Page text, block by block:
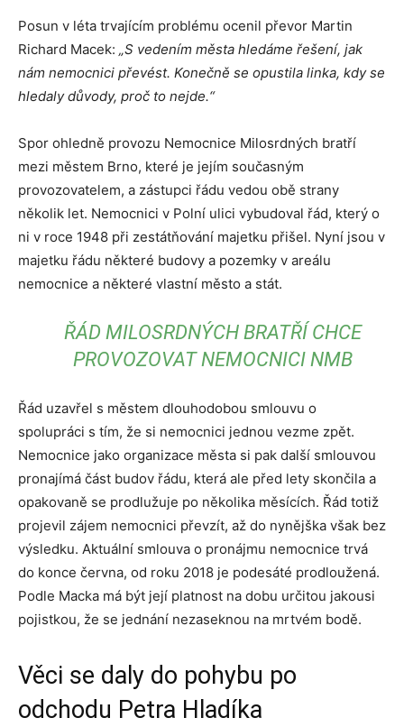
Posun v léta trvajícím problému ocenil převor Martin
Richard Macek: „S vedením města hledáme řešení, jak
nám nemocnici převést. Konečně se opustila linka, kdy se
hledaly důvody, proč to nejde.“
Spor ohledně provozu Nemocnice Milosrdných bratří
mezi městem Brno, které je jejím současným
provozovatelem, a zástupci řádu vedou obě strany
několik let. Nemocnici v Polní ulici vybudoval řád, který o
ni v roce 1948 při zestátňování majetku přišel. Nyní jsou v
majetku řádu některé budovy a pozemky v areálu
nemocnice a některé vlastní město a stát.
ŘÁD MILOSRDNÝCH BRATŘÍ CHCE
PROVOZOVAT NEMOCNICI NMB
Řád uzavřel s městem dlouhodobou smlouvu o
spolupráci s tím, že si nemocnici jednou vezme zpět.
Nemocnice jako organizace města si pak další smlouvou
pronajímá část budov řádu, která ale před lety skončila a
opakovaně se prodlužuje po několika měsících. Řád totiž
projevil zájem nemocnici převzít, až do nynějška však bez
výsledku. Aktuální smlouva o pronájmu nemocnice trvá
do konce června, od roku 2018 je podesáté prodloužená.
Podle Macka má být její platnost na dobu určitou jakousi
pojistkou, že se jednání nezaseknou na mrtvém bodě.
Věci se daly do pohybu po
odchodu Petra Hladíka